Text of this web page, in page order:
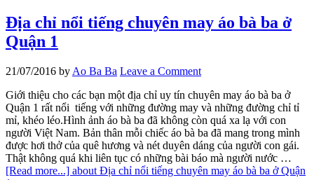
Địa chỉ nổi tiếng chuyên may áo bà ba ở
Quận 1
21/07/2016 by Ao Ba Ba Leave a Comment
Giới thiệu cho các bạn một địa chỉ uy tín chuyên may áo bà ba ở
Quận 1 rất nổi tiếng với những đường may và những đường chỉ tỉ
mỉ, khéo léo.Hình ảnh áo bà ba đã không còn quá xa lạ với con
người Việt Nam. Bản thân mỗi chiếc áo bà ba đã mang trong mình
được hơi thở của quê hương và nét duyên dáng của người con gái.
Thật không quá khi liên tục có những bài báo mà người nước …
[Read more...] about Địa chỉ nổi tiếng chuyên may áo bà ba ở Quận